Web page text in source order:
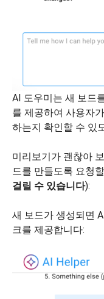
AI 도우미는 새 보드
를 제공하여 사용자
하는지 확인할 수 있
미리보기가 괜찮아
드를 만들도록 요청
걸릴 수 있습니다):
새 보드가 생성되면
크를 제공합니다: